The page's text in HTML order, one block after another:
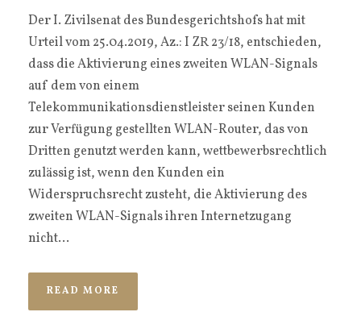
Der I. Zivilsenat des Bundesgerichtshofs hat mit
Urteil vom 25.04.2019, Az.: I ZR 23/18, entschieden,
dass die Aktivierung eines zweiten WLAN-Signals
auf dem von einem
Telekommunikationsdienstleister seinen Kunden
zur Verfügung gestellten WLAN-Router, das von
Dritten genutzt werden kann, wettbewerbsrechtlich
zulässig ist, wenn den Kunden ein
Widerspruchsrecht zusteht, die Aktivierung des
zweiten WLAN-Signals ihren Internetzugang
nicht...
READ MORE